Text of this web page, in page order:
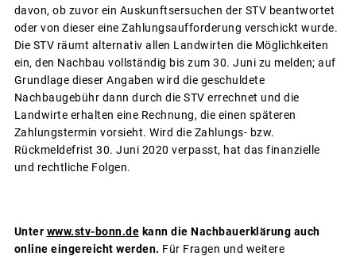
davon, ob zuvor ein Auskunftsersuchen der STV beantwortet
oder von dieser eine Zahlungsaufforderung verschickt wurde.
Die STV räumt alternativ allen Landwirten die Möglichkeiten
ein, den Nachbau vollständig bis zum 30. Juni zu melden; auf
Grundlage dieser Angaben wird die geschuldete
Nachbaugebühr dann durch die STV errechnet und die
Landwirte erhalten eine Rechnung, die einen späteren
Zahlungstermin vorsieht. Wird die Zahlungs- bzw.
Rückmeldefrist 30. Juni 2020 verpasst, hat das finanzielle
und rechtliche Folgen.
Unter www.stv-bonn.de kann die Nachbauerklärung auch
online eingereicht werden. Für Fragen und weitere